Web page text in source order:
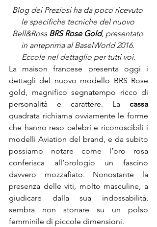
Blog dei Preziosi ha da poco ricevuto
le specifiche tecniche del nuovo
Bell&Ross BRS Rose Gold, presentato
in anteprima al BaselWorld 2016.
Eccole nel dettaglio per tutti voi.
La maison francese presenta oggi i
dettagli del nuovo modello BRS Rose
gold, magnifico segnatempo ricco di
personalità e carattere. La cassa
quadrata richiama ovviamente le forme
che hanno reso celebri e riconoscibili i
modelli Aviation del brand, e da subito
possiamo notare come l’oro rosa
conferisca all’orologio un fascino
davvero mozzafiato. Nonostante la
presenza delle viti, molto masculine, a
giudicare dalla sua indossabilità,
sembra non stonare su un polso
femminile di piccole dimensioni.